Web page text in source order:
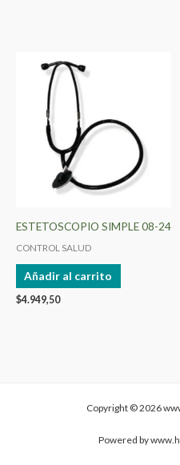
ESTETOSCOPIO SIMPLE 08-24
CONTROL SALUD
Añadir al carrito
$4.949,50
Copyright © 2026
Powered by